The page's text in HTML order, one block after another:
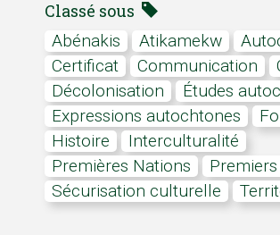
Classé sous
Abénakis atikamekw
certificat
communication
décolonisation
études
expressions autochtones
Histoire
interculturalité
Premières Nations
sécurisation culturelle